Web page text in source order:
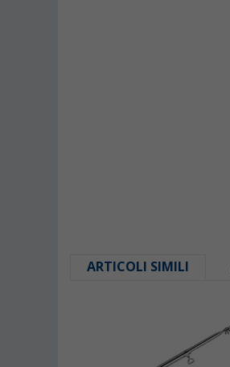
ARTICOLI SIMILI